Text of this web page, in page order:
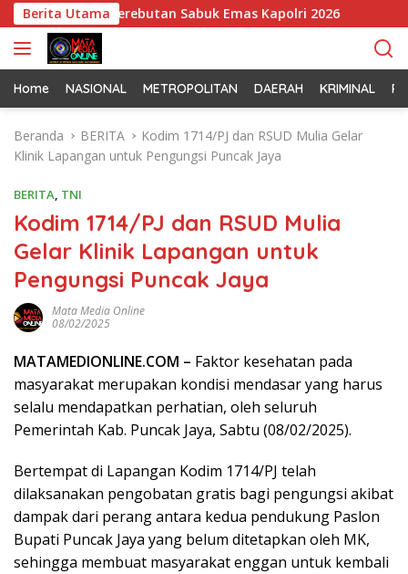
a
g
u
Berita Utama
Jelang Perebutan Sabuk Emas Kapolri 2026
Home NASIONAL METROPOLITAN DAERAH KRIMINAL
Beranda BERITA
Kodim 1714/PJ dan RSUD Mulia Gelar
Klinik Lapangan untuk Pengungsi Puncak Jaya
BERITA, TNI
Kodim 1714/PJ dan RSUD Mulia
Gelar Klinik Lapangan untuk
Pengungsi Puncak Jaya
Mata Media Online
08/02/2025
MATAMEDIONLINE.COM – Faktor kesehatan pada
masyarakat merupakan kondisi mendasar yang harus
selalu mendapatkan perhatian, oleh seluruh
Pemerintah Kab. Puncak Jaya, Sabtu (08/02/2025).
Bertempat di Lapangan Kodim 1714/PJ telah
dilaksanakan pengobatan gratis bagi pengungsi akibat
dampak dari perang antara kedua pendukung Paslon
Bupati Puncak Jaya yang belum ditetapkan oleh MK,
sehingga membuat masyarakat enggan untuk kembali